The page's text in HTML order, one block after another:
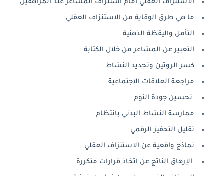
الاستنزاف العقلي أمام استنزاف المشاعر عند المراهقين
ما هي طرق الوقاية من الاستنزاف العقلي
التأمل واليقظة الذهنية
التعبير عن المشاعر من خلال الكتابة
كسر الروتين وتجديد النشاط
مراجعة العلاقات الاجتماعية
تحسين جودة النوم
ممارسة النشاط البدني بانتظام
تقليل التحفيز الرقمي
نماذج واقعية عن الاستنزاف العقلي
الإرهاق الناتج عن اتخاذ قرارات متكررة